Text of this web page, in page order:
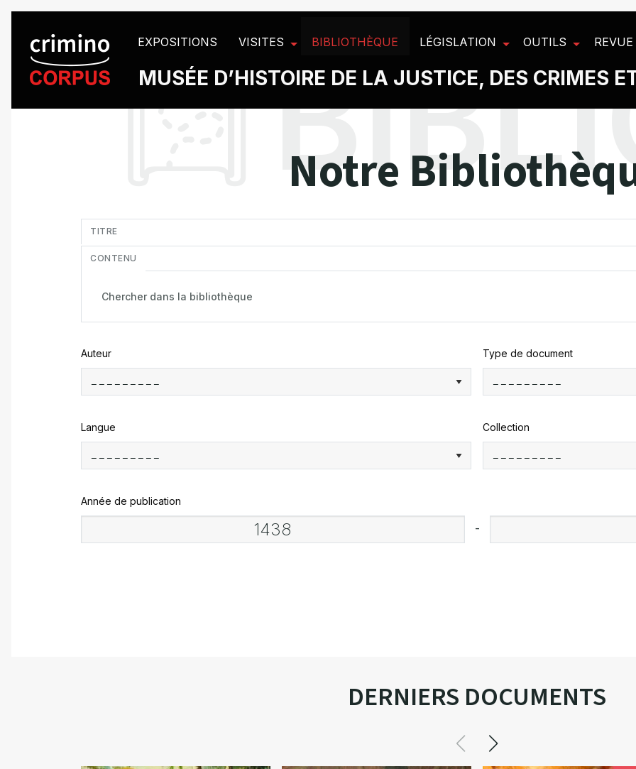
EXPOSITIONS VISITES BIBLIOTHÈQUE LÉGISLATION OUTILS REVUE
MUSÉE D’HISTOIRE DE LA JUSTICE, DES CRIMES
Notre
TITRE
CONTENU
Auteur Type de document
Langue Collection
Année de publication
-
DERNIERS DOCUMENTS
Panneau de gestion des cookies